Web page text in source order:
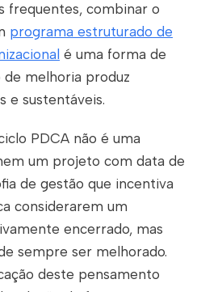
frequentes, combinar o
programa estruturado de
é uma forma de
melhoria produz
e sustentáveis.
PDCA não é uma
um projeto com data de
de gestão que incentiva
considerarem um
encerrado, mas
sempre ser melhorado.
deste pensamento